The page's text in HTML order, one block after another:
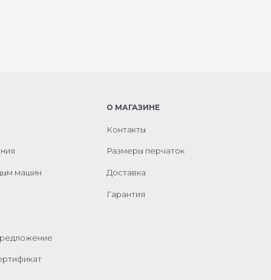
машин
О МАГАЗИНЕ
Контакты
Размеры перчаток
Доставка
Гарантия